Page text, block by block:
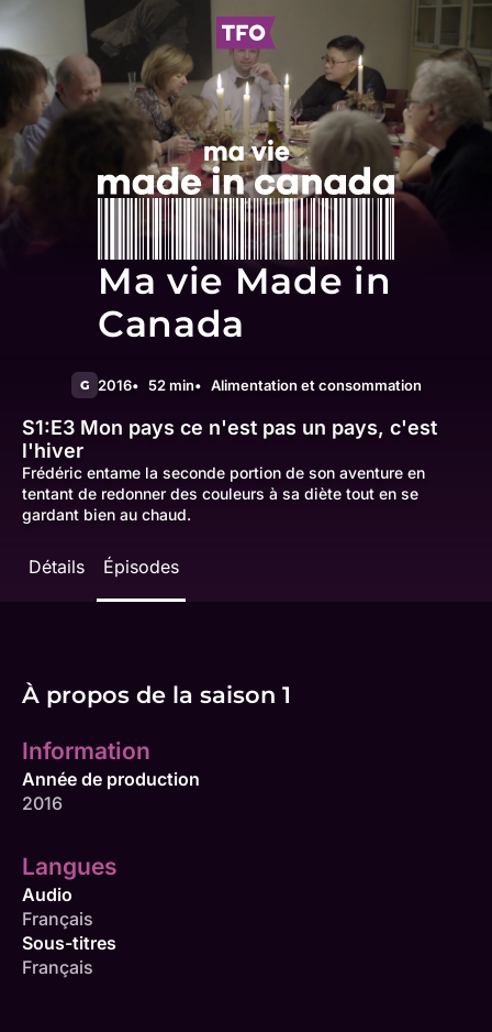
Ma vie Made in
Canada
G 2016 52 min Alimentation et consommation
S1:E3 Mon pays ce n'est pas un pays, c'est
l'hiver
Frédéric entame la seconde portion de son aventure en
tentant de redonner des couleurs à sa diète tout en se
gardant bien au chaud.
Détails Épisodes
À propos de la saison 1
Information
Année de production
2016
Langues
Audio
Français
Sous-titres
Français